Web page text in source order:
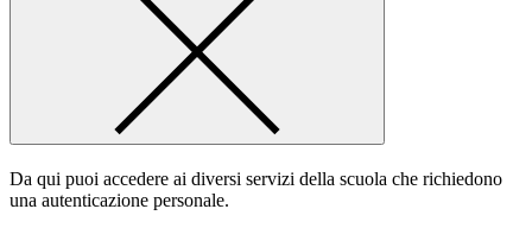
Da qui puoi accedere ai diversi servizi della scuola che richiedono
una autenticazione personale.